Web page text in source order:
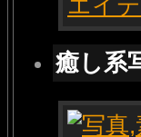
癒し系